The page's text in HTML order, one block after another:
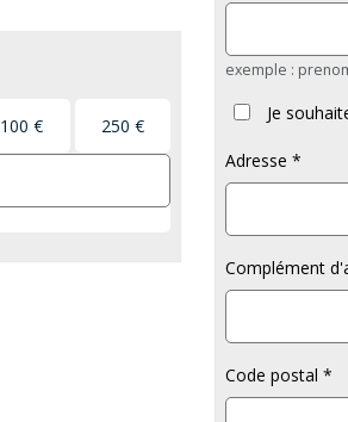
100 € 250 €
exemple :
Je
Adresse
Complément
Code postal